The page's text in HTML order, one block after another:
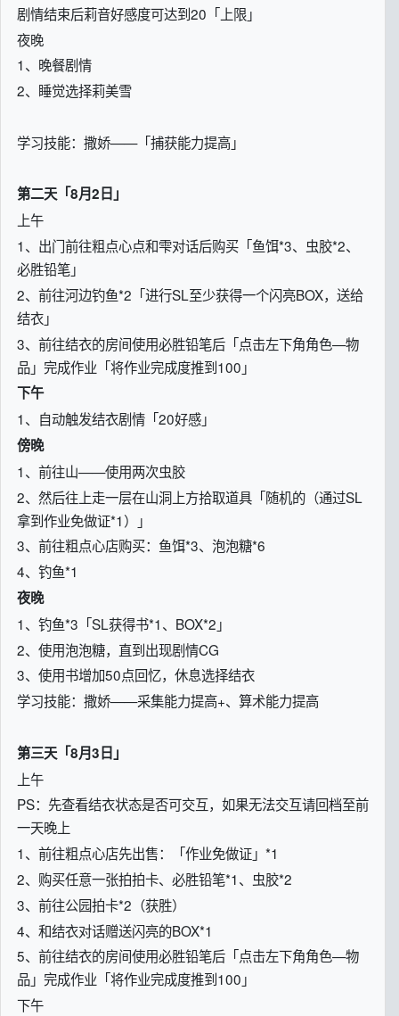
剧情结束后莉音好感度可达到20「上限」
夜晚
1、晚餐剧情
2、睡觉选择莉美雪
学习技能：撒娇——「捕获能力提高」
第二天「8月2日」
上午
1、出门前往粗点心点和雫对话后购买「鱼饵*3、虫胶*2、
必胜铅笔」
2、前往河边钓鱼*2「进行SL至少获得一个闪亮BOX，送给
结衣」
3、前往结衣的房间使用必胜铅笔后「点击左下角角色—物
品」完成作业「将作业完成度推到100」
下午
1、自动触发结衣剧情「20好感」
傍晚
1、前往山——使用两次虫胶
2、然后往上走一层在山洞上方拾取道具「随机的（通过SL
拿到作业免做证*1）」
3、前往粗点心店购买：鱼饵*3、泡泡糖*6
4、钓鱼*1
夜晚
1、钓鱼*3「SL获得书*1、BOX*2」
2、使用泡泡糖，直到出现剧情CG
3、使用书增加50点回忆，休息选择结衣
学习技能：撒娇——采集能力提高+、算术能力提高
第三天「8月3日」
上午
PS：先查看结衣状态是否可交互，如果无法交互请回档至前
一天晚上
1、前往粗点心店先出售：「作业免做证」*1
2、购买任意一张拍拍卡、必胜铅笔*1、虫胶*2
3、前往公园拍卡*2（获胜）
4、和结衣对话赠送闪亮的BOX*1
5、前往结衣的房间使用必胜铅笔后「点击左下角角色—物
品」完成作业「将作业完成度推到100」
下午